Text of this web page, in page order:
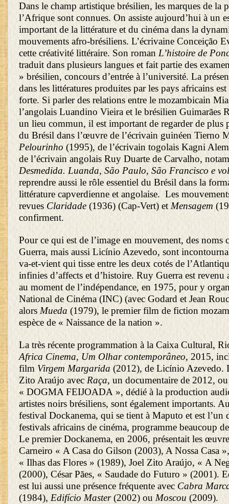
Dans le champ artistique brésilien, les marques de la
l’Afrique sont connues. On assiste aujourd’hui à un
important de la littérature et du cinéma dans la
mouvements afro-brésiliens. L’écrivaine Conceição
cette créativité littéraire. Son romanL’histoire de
traduit dans plusieurs langues et fait partie des
» brésilien, concours d’entrée à l’université. La
dans les littératures produites par les pays africains est
forte. Si parler des relations entre le mozambicain
l’angolais Luandino Vieira et le brésilien Guimarães
un lieu commun, il est important de regarder de plus
du Brésil dans l’œuvre de l’écrivain guinéen Tierno
Pelourinho (1995), de l’écrivain togolais Kagni
de l’écrivain angolais Ruy Duarte de Carvalho,
Desmedida. Luanda, São Paulo, São Francisco e
reprendre aussi le rôle essentiel du Brésil dans la
littérature capverdienne et angolaise. Les
revues Claridade (1936) (Cap-Vert) etMensagem
confirment.
Pour ce qui est de l’image en mouvement, des noms
Guerra, mais aussi Licínio Azevedo, sont
va-et-vient qui tisse entre les deux cotés de
infinies d’affects et d’histoire. Ruy Guerra est
au moment de l’indépendance, en 1975, pour y
National de Cinéma (INC) (avec Godard et Jean
alorsMueda (1979), le premier film de fiction
espèce de « Naissance de la nation ».
La très récente programmation à la Caixa Cultural,
Africa Cinema, Um Olhar contemporâneo, 2015,
film Virgem Margarida (2012), de Licínio Azevedo.
Zito Araújo avec Raça, un documentaire de 2012,
« DOGMA FEIJOADA », dédié à la production
artistes noirs brésiliens, sont également importants.
festival Dockanema, qui se tient à Maputo et est l’un
festivals africains de cinéma, programme beaucoup
Le premier Dockanema, en 2006, présentait les
Carneiro « A Casa do Gilson (2003), A Nossa Casa
« Ilhas das Flores » (1989), Joel Zito Araújo, « A
(2000), César Pães, « Saudade do Futuro » (2001).
est lui aussi une présence fréquente avec Cabra
(1984),Edifício Master(2002) ouMoscou (2009).